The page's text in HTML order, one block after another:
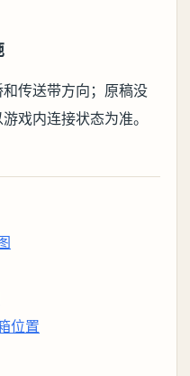
传送带方向；原稿没
戏内连接状态为准。
位置